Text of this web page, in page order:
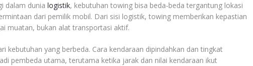
dalam dunia logistik, kebutuhan towing bisa beda-beda tergantung lokasi
dari pemilik mobil. Dari sisi logistik, towing memberikan kepastian
muatan, bukan alat transportasi aktif.
kebutuhan yang berbeda. Cara kendaraan dipindahkan dan tingkat
pembeda utama, terutama ketika jarak dan nilai kendaraan ikut